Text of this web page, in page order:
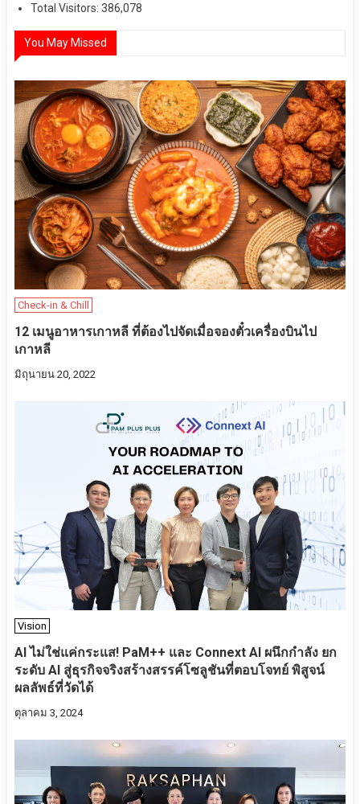
Total Visitors: 386,078
You May Missed
Check-in & Chill
12 เมนูอาหารเกาหลี ที่ต้องไปจัดเมื่อจองตั๋วเครื่องบินไป
เกาหลี
มิถุนายน 20, 2022
Vision
AI ไม่ใช่แค่กระแส! PaM++ และ Connext AI ผนึกกำลัง ยก
ระดับ AI สู่ธุรกิจจริงสร้างสรรค์โซลูชันที่ตอบโจทย์ พิสูจน์
ผลลัพธ์ที่วัดได้
ตุลาคม 3, 2024